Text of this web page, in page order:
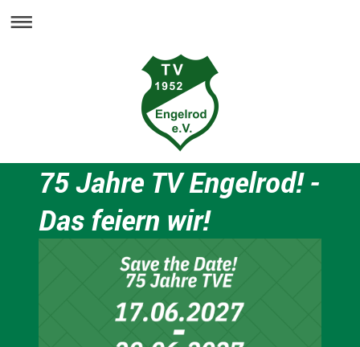
75 Jahre TV Engelrod! -
Das feiern wir!